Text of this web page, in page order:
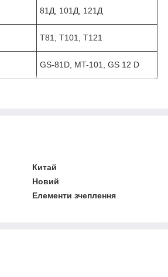
81Д, 101Д, 121Д
T81, T101, T121
GS-81D, MT-101, GS 12 D
Китай
Новий
Елементи зчеплення